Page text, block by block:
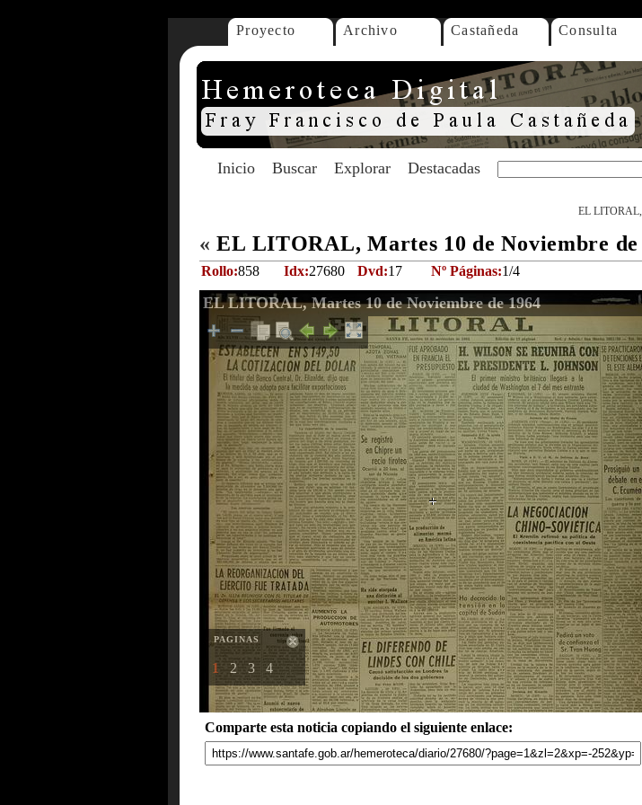
Proyecto Archivo Castañeda Consulta
Inicio Buscar Explorar Destacadas
EL LITORAL,
« EL LITORAL, Martes 10 de Noviembre de
Rollo:858 Idx:27680 Dvd:17 Nº Páginas:1/4
EL LITORAL, Martes 10 de Noviembre de 1964
PAGINAS
1 2 3 4
Comparte esta noticia copiando el siguiente enlace: